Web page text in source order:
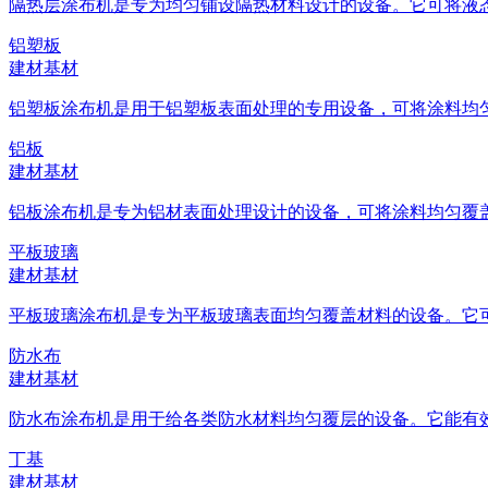
隔热层涂布机是专为均匀铺设隔热材料设计的设备。它可将液
铝塑板
建材基材
铝塑板涂布机是用于铝塑板表面处理的专用设备，可将涂料均
铝板
建材基材
铝板涂布机是专为铝材表面处理设计的设备，可将涂料均匀覆
平板玻璃
建材基材
平板玻璃涂布机是专为平板玻璃表面均匀覆盖材料的设备。它
防水布
建材基材
防水布涂布机是用于给各类防水材料均匀覆层的设备。它能有
丁基
建材基材